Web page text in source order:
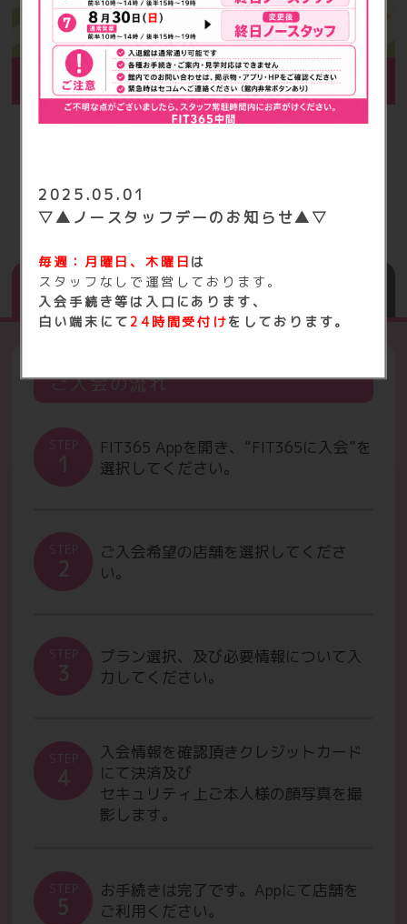
ご入会の流れと必要な持ち物
会員として入会する方
（登録会員様）
ご家族として登録する方
ご入会の流れ
STEP
1
FIT365 Appを開き、“FIT365に入会”を
選択してください。
STEP
2
ご入会希望の店舗を選択してくださ
い。
STEP
3
プラン選択、及び必要情報について入
力してください。
STEP
4
入会情報を確認頂きクレジットカード
にて決済及び
セキュリティ上ご本人様の顔写真を撮
影します。
STEP
5
お手続きは完了です。Appにて店舗を
ご利用ください。
2025.05.01
▽▲ノースタッフデーのお知らせ▲▽
毎週：月曜日、木曜日 は
スタッフなしで運営しております。
入会手続き等は入口にあります、
白い端末にて 24時間受付けをしております。